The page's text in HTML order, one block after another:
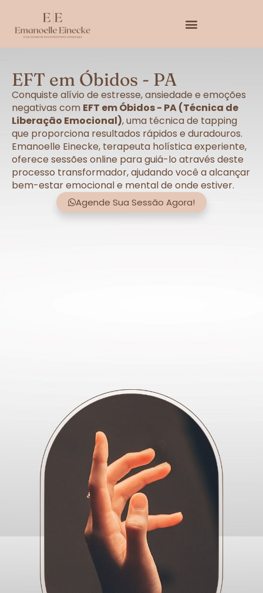
EFT em Óbidos - PA
Conquiste alívio de estresse, ansiedade e emoções
negativas com EFT em Óbidos - PA (Técnica de
Liberação Emocional), uma técnica de tapping
que proporciona resultados rápidos e duradouros.
Emanoelle Einecke, terapeuta holística experiente,
oferece sessões online para guiá-lo através deste
processo transformador, ajudando você a alcançar
bem-estar emocional e mental de onde estiver.
Agende Sua Sessão Agora!